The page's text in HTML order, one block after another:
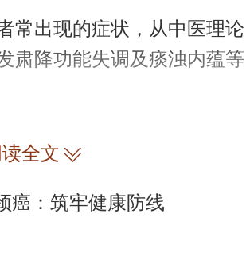
出现的症状，从中医理论
肃降功能失调及痰浊内蕴等
全文
癌：筑牢健康防线